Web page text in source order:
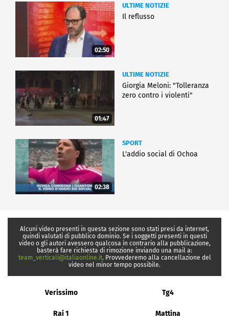
02:50
ULTIME NOTIZIE
Il reflusso
01:47
ULTIME NOTIZIE
Giorgia Meloni: "Tolleranza
zero contro i violenti"
02:38
SPORT
L'addio social di Ochoa
Alcuni video presenti in questa sezione sono stati presi da internet,
quindi valutati di pubblico dominio. Se i soggetti presenti in questi
video o gli autori avessero qualcosa in contrario alla pubblicazione,
basterà fare richiesta di rimozione inviando una mail a:
team_verticali@italiaonline.it. Provvederemo alla cancellazione del
video nel minor tempo possibile.
Verissimo Tg4
Rai 1 Mattina